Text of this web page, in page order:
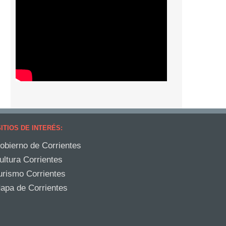
DE INTERÉS:
de Corrientes
Corrientes
Corrientes
de Corrientes